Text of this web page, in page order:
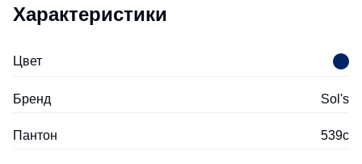
Характеристики
Цвет
Бренд Sol's
Пантон 539c